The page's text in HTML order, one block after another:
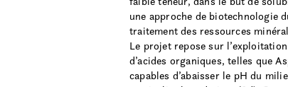
une approche de biotechnologie
traitement des ressources
Le projet repose sur
d’acides organiques, telles que
capables d’abaisser le pH du